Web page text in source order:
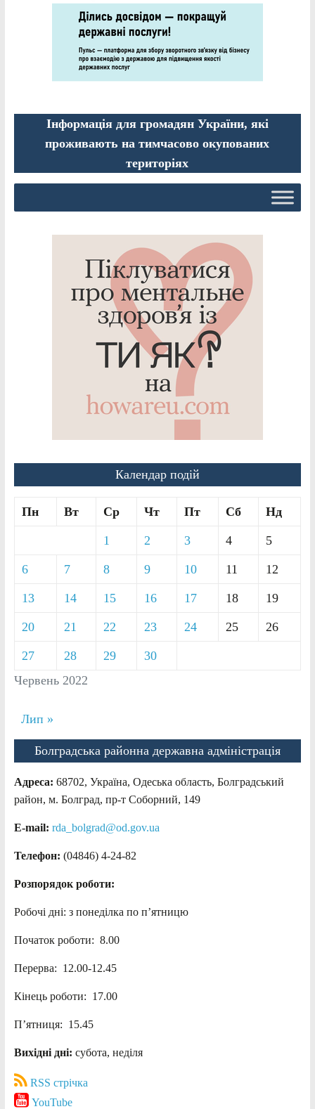
Інформація для громадян України, які
проживають на тимчасово окупованих
територіях
Календар подій
Червень 2022
Пн Вт Ср Чт Пт Сб Нд
1 2 3 4 5
6 7 8 9 10 11 12
13 14 15 16 17 18 19
20 21 22 23 24 25 26
27 28 29 30
Лип »
Болградська районна державна адміністрація
Адреса: 68702, Україна, Одеська область, Болградський
район, м. Болград, пр-т Соборний, 149
E-mail: rda_bolgrad@od.gov.ua
Телефон: (04846) 4-24-82
Розпорядок роботи:
Робочі дні: з понеділка по п’ятницю
Початок роботи: 8.00
Перерва: 12.00-12.45
Кінець роботи: 17.00
П’ятниця: 15.45
Вихідні дні: субота, неділя
RSS стрічка
YouTube